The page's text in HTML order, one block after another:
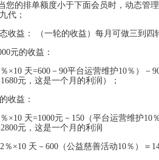
您的排单额度小于下面会员时，动态管
代；
收益： （一轮的收益）每月可做三到
元的收益：
×10 天=600－90平台运营维护10％）
元，这是一个月的利润）；
收益：
×10 天=1000元－150（平台运营维护
元，这是一个月的利润
％×10 天－600（公益慈善活动10％）＝